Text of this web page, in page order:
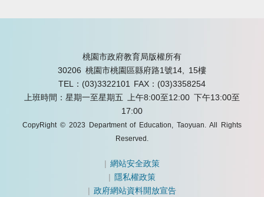
桃園市政府教育局版權所有
30206 桃園市桃園區縣府路1號14, 15樓
TEL：(03)3322101
FAX：(03)3358254
上班時間：星期一至星期五 上午8:00至12:00 下午13:00至
17:00
CopyRight © 2023 Department of Education, Taoyuan. All Rights
Reserved.
|網站安全政策
| 隱私權政策
|政府網站資料開放宣告